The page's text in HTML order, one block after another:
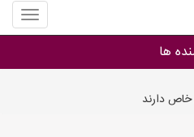
منوی
سایت
یاب
ها
ها
خاص دارند